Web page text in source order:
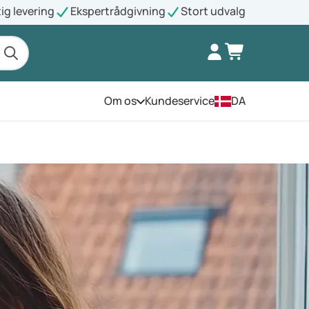
levering Ekspertrådgivning Stort udvalg
Om osÅbn menuen
Kundeservice DA